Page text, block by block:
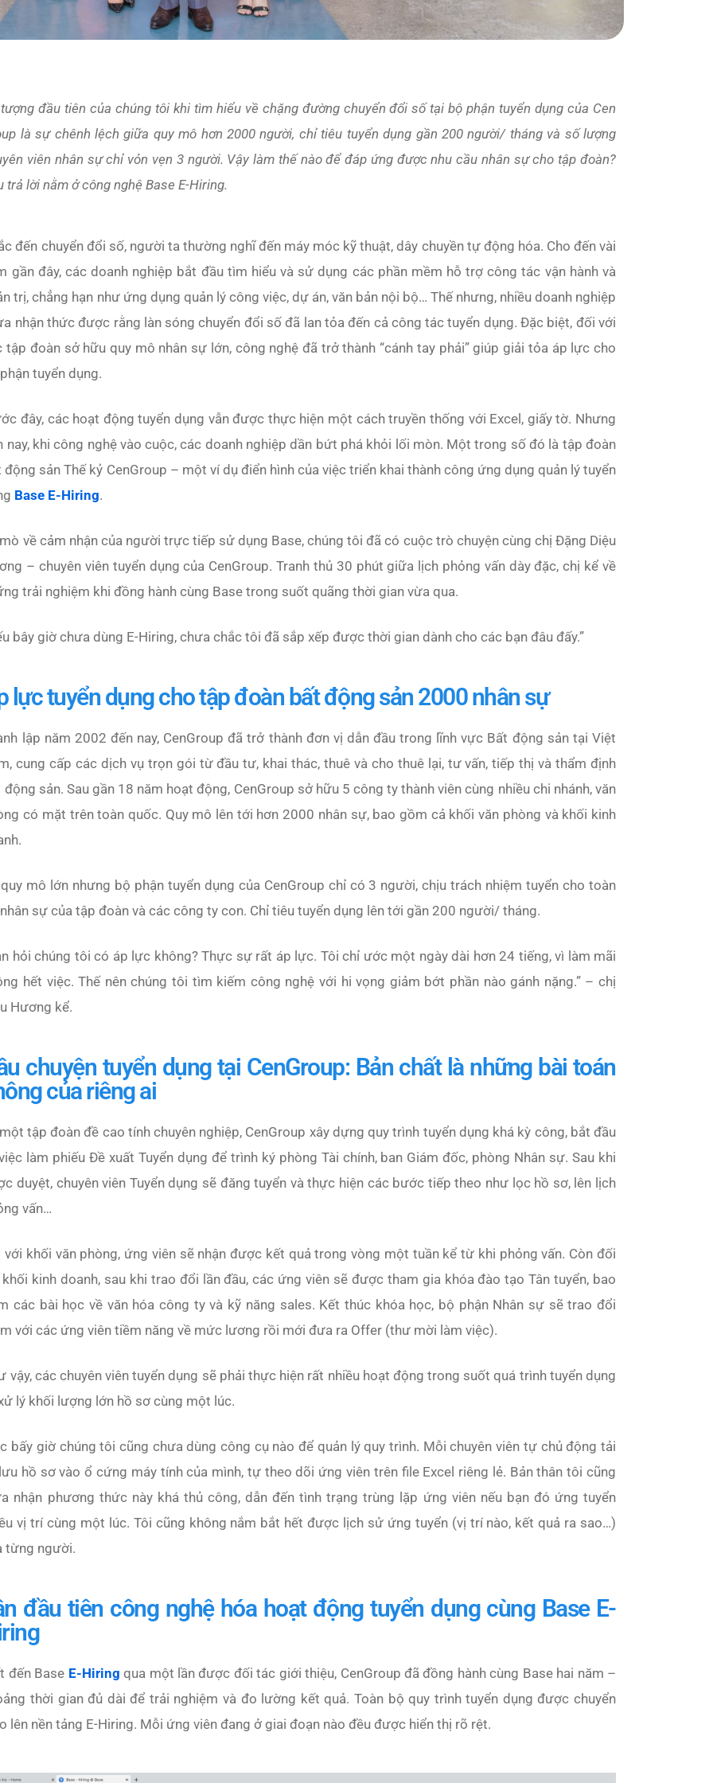
đầu tiên của chúng tôi khi tìm hiểu về chặng đường chuyển đổi số tại bộ phận tuyển dụng của Cen
là sự chênh lệch giữa quy mô hơn 2000 người, chỉ tiêu tuyển dụng gần 200 người/ tháng và số lượng
viên nhân sự chỉ vỏn vẹn 3 người. Vậy làm thế nào để đáp ứng được nhu cầu nhân sự cho tập đoàn?
trả lời nằm ở công nghệ Base E-Hiring.
đến chuyển đổi số, người ta thường nghĩ đến máy móc kỹ thuật, dây chuyền tự động hóa. Cho đến vài
gần đây, các doanh nghiệp bắt đầu tìm hiểu và sử dụng các phần mềm hỗ trợ công tác vận hành và
trị, chẳng hạn như ứng dụng quản lý công việc, dự án, văn bản nội bộ… Thế nhưng, nhiều doanh nghiệp
nhận thức được rằng làn sóng chuyển đổi số đã lan tỏa đến cả công tác tuyển dụng. Đặc biệt, đối với
tập đoàn sở hữu quy mô nhân sự lớn, công nghệ đã trở thành “cánh tay phải” giúp giải tỏa áp lực cho
tuyển dụng.
đây, các hoạt động tuyển dụng vẫn được thực hiện một cách truyền thống với Excel, giấy tờ. Nhưng
nay, khi công nghệ vào cuộc, các doanh nghiệp dần bứt phá khỏi lối mòn. Một trong số đó là tập đoàn
động sản Thế kỷ CenGroup – một ví dụ điển hình của việc triển khai thành công ứng dụng quản lý tuyển
Base E-Hiring.
về cảm nhận của người trực tiếp sử dụng Base, chúng tôi đã có cuộc trò chuyện cùng chị Đặng Diệu
– chuyên viên tuyển dụng của CenGroup. Tranh thủ 30 phút giữa lịch phỏng vấn dày đặc, chị kể về
trải nghiệm khi đồng hành cùng Base trong suốt quãng thời gian vừa qua.
bây giờ chưa dùng E-Hiring, chưa chắc tôi đã sắp xếp được thời gian dành cho các bạn đâu đấy.”
lực tuyển dụng cho tập đoàn bất động sản 2000 nhân sự
lập năm 2002 đến nay, CenGroup đã trở thành đơn vị dẫn đầu trong lĩnh vực Bất động sản tại Việt
cung cấp các dịch vụ trọn gói từ đầu tư, khai thác, thuê và cho thuê lại, tư vấn, tiếp thị và thẩm định
động sản. Sau gần 18 năm hoạt động, CenGroup sở hữu 5 công ty thành viên cùng nhiều chi nhánh, văn
có mặt trên toàn quốc. Quy mô lên tới hơn 2000 nhân sự, bao gồm cả khối văn phòng và khối kinh
mô lớn nhưng bộ phận tuyển dụng của CenGroup chỉ có 3 người, chịu trách nhiệm tuyển cho toàn
sự của tập đoàn và các công ty con. Chỉ tiêu tuyển dụng lên tới gần 200 người/ tháng.
hỏi chúng tôi có áp lực không? Thực sự rất áp lực. Tôi chỉ ước một ngày dài hơn 24 tiếng, vì làm mãi
hết việc. Thế nên chúng tôi tìm kiếm công nghệ với hi vọng giảm bớt phần nào gánh nặng.” – chị
Hương kể.
chuyện tuyển dụng tại CenGroup: Bản chất là những bài toán
của riêng ai
tập đoàn đề cao tính chuyên nghiệp, CenGroup xây dựng quy trình tuyển dụng khá kỳ công, bắt đầu
làm phiếu Đề xuất Tuyển dụng để trình ký phòng Tài chính, ban Giám đốc, phòng Nhân sự. Sau khi
duyệt, chuyên viên Tuyển dụng sẽ đăng tuyển và thực hiện các bước tiếp theo như lọc hồ sơ, lên lịch
vấn…
với khối văn phòng, ứng viên sẽ nhận được kết quả trong vòng một tuần kể từ khi phỏng vấn. Còn đối
kinh doanh, sau khi trao đổi lần đầu, các ứng viên sẽ được tham gia khóa đào tạo Tân tuyển, bao
các bài học về văn hóa công ty và kỹ năng sales. Kết thúc khóa học, bộ phận Nhân sự sẽ trao đổi
với các ứng viên tiềm năng về mức lương rồi mới đưa ra Offer (thư mời làm việc).
vậy, các chuyên viên tuyển dụng sẽ phải thực hiện rất nhiều hoạt động trong suốt quá trình tuyển dụng
lý khối lượng lớn hồ sơ cùng một lúc.
bấy giờ chúng tôi cũng chưa dùng công cụ nào để quản lý quy trình. Mỗi chuyên viên tự chủ động tải
hồ sơ vào ổ cứng máy tính của mình, tự theo dõi ứng viên trên file Excel riêng lẻ. Bản thân tôi cũng
nhận phương thức này khá thủ công, dẫn đến tình trạng trùng lặp ứng viên nếu bạn đó ứng tuyển
vị trí cùng một lúc. Tôi cũng không nắm bắt hết được lịch sử ứng tuyển (vị trí nào, kết quả ra sao…)
từng người.
đầu tiên công nghệ hóa hoạt động tuyển dụng cùng Base E-
đến Base E-Hiring qua một lần được đối tác giới thiệu, CenGroup đã đồng hành cùng Base hai năm –
thời gian đủ dài để trải nghiệm và đo lường kết quả. Toàn bộ quy trình tuyển dụng được chuyển
lên nền tảng E-Hiring. Mỗi ứng viên đang ở giai đoạn nào đều được hiển thị rõ rệt.